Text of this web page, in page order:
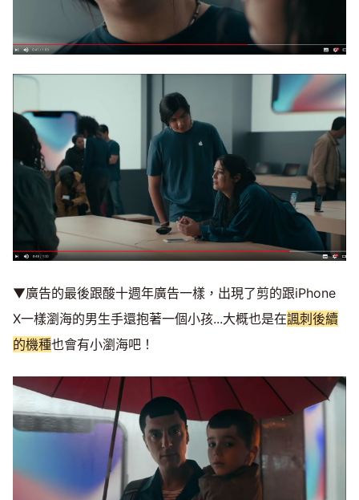
▼廣告的最後跟酸十週年廣告一樣，出現了剪的跟iPhone
X一樣瀏海的男生手還抱著一個小孩...大概也是在諷刺後續
的機種也會有小瀏海吧！